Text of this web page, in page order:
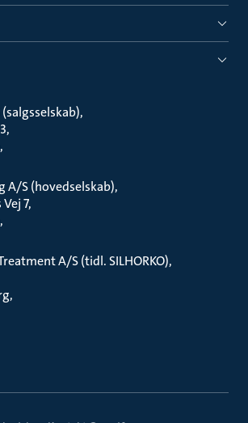
A/S (hovedselskab)
7
A/S (tidl. SILHORKO)